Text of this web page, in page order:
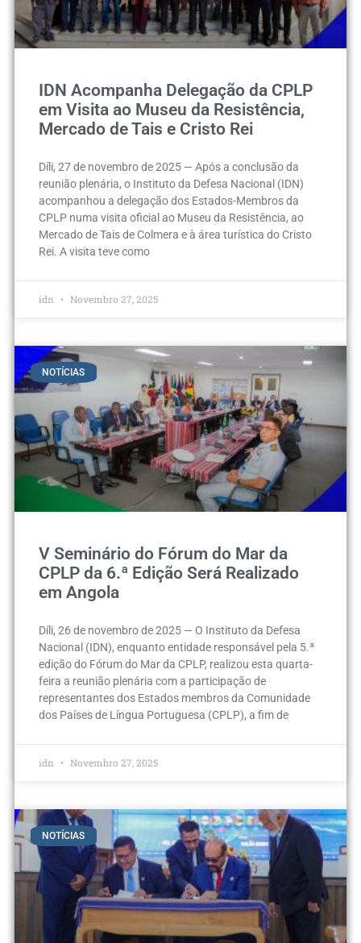
IDN Acompanha Delegação da CPLP
em Visita ao Museu da Resistência,
Mercado de Tais e Cristo Rei
Díli, 27 de novembro de 2025 — Após a conclusão da
reunião plenária, o Instituto da Defesa Nacional (IDN)
acompanhou a delegação dos Estados-Membros da
CPLP numa visita oficial ao Museu da Resistência, ao
Mercado de Tais de Colmera e à área turística do Cristo
Rei. A visita teve como
idn Novembro 27, 2025
NOTÍCIAS
V Seminário do Fórum do Mar da
CPLP da 6.ª Edição Será Realizado
em Angola
Díli, 26 de novembro de 2025 — O Instituto da Defesa
Nacional (IDN), enquanto entidade responsável pela 5.ª
edição do Fórum do Mar da CPLP, realizou esta quarta-
feira a reunião plenária com a participação de
representantes dos Estados membros da Comunidade
dos Países de Língua Portuguesa (CPLP), a fim de
idn Novembro 27, 2025
NOTÍCIAS